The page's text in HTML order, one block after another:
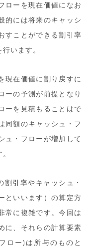
ローを現在価値になお
的には将来のキャッシ
すことができる割引率
います。
現在価値に割り戻すに
ーの予測が前提となり
ーを見積もることはで
同額のキャッシュ・フ
ュ・フローが増加して
引率やキャッシュ・
といいます）の算定方
常に複雑です。今回は
に、それらの計算要素
ロー)は所与のものと